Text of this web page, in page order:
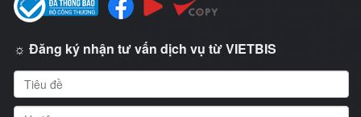
☼ Đăng ký nhận tư vấn dịch vụ từ VIETBIS